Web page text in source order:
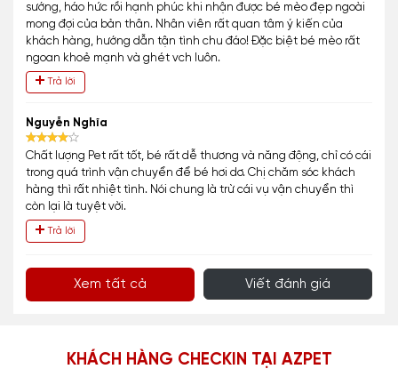
sướng, háo hức rồi hạnh phúc khi nhận được bé mèo đẹp ngoài
mong đợi của bản thân. Nhân viên rất quan tâm ý kiến của
khách hàng, hướng dẫn tận tình chu đáo! Đặc biệt bé mèo rất
ngoan khoẻ mạnh và ghét vch luôn.
Trả lời
Nguyễn Nghĩa
Chất lượng Pet rất tốt, bé rất dễ thương và năng động, chỉ có cái
trong quá trình vận chuyển để bé hơi dơ. Chị chăm sóc khách
hàng thì rất nhiệt tình. Nói chung là trừ cái vụ vận chuyển thì
còn lại là tuyệt vời.
Trả lời
Xem tất cả Viết đánh giá
KHÁCH HÀNG CHECKIN TẠI AZPET